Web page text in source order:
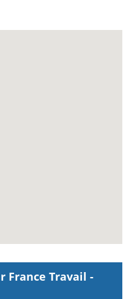
France Travail -